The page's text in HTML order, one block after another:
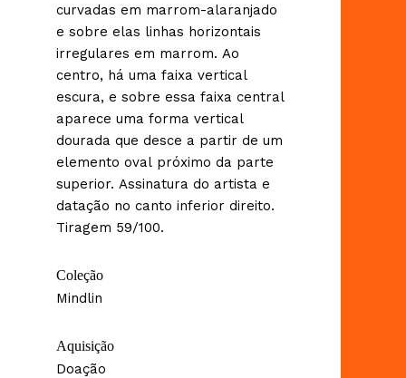
curvadas em marrom-alaranjado
e sobre elas linhas horizontais
irregulares em marrom. Ao
centro, há uma faixa vertical
escura, e sobre essa faixa central
aparece uma forma vertical
dourada que desce a partir de um
elemento oval próximo da parte
superior. Assinatura do artista e
datação no canto inferior direito.
Tiragem 59/100.
Coleção
Mindlin
Aquisição
Doação